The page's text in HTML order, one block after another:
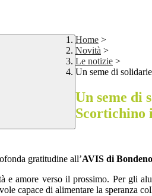
Home >
Novità >
Le notizie >
Un seme di
Un seme di
Scortichino
gratitudine all’AVIS di Bondeno
amore verso il prossimo. Per gli
capace di alimentare la speranza